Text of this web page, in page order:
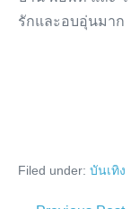
รักและอบอุ่นมาก
Filed under: บันเทิง